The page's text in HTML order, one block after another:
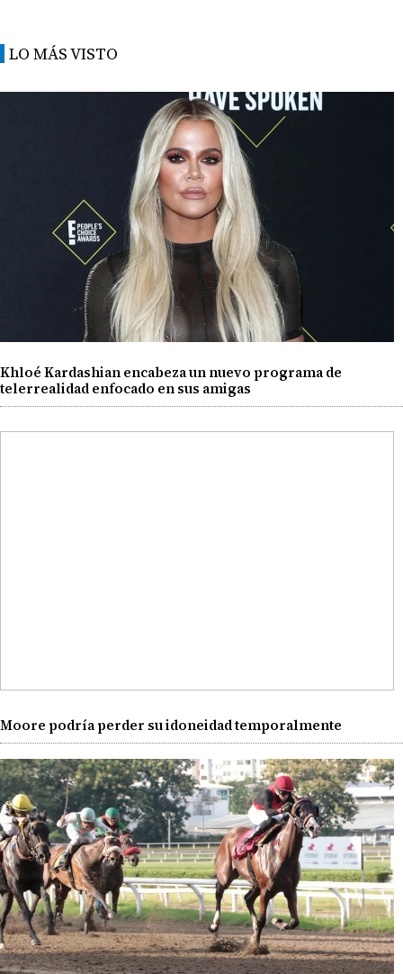
LO MÁS VISTO
Khloé Kardashian encabeza un nuevo programa de
telerrealidad enfocado en sus amigas
Moore podría perder su idoneidad temporalmente